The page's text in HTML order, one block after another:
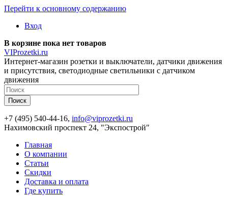
Перейти к основному содержанию
Вход
В корзине пока нет товаров
VIProzetki.ru
Интернет-магазин розетки и выключатели, датчики движения
и присутствия, светодиодные светильники с датчиком
движения
+7 (495) 540-44-16, info@viprozetki.ru
Нахимовский проспект 24, "Экспострой"
Главная
О компании
Статьи
Скидки
Доставка и оплата
Где купить